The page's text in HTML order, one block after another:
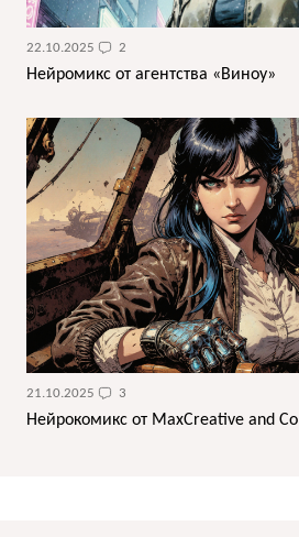
22.10.2025 2
Нейромикс от агентства «Виноу»
21.10.2025 3
Нейрокомикс от MaxCreative and Co